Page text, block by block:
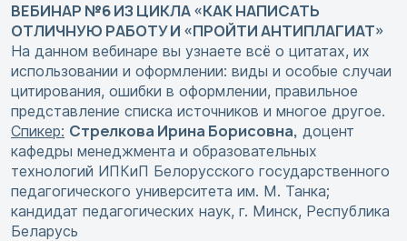
ВЕБИНАР №6 ИЗ ЦИКЛА «КАК НАПИСАТЬ
ОТЛИЧНУЮ РАБОТУ И «ПРОЙТИ АНТИПЛАГИАТ»
На данном вебинаре вы узнаете всё о цитатах, их
использовании и оформлении: виды и особые случаи
цитирования, ошибки в оформлении, правильное
представление списка источников и многое другое.
Спикер: Стрелкова Ирина Борисовна, доцент
кафедры менеджмента и образовательных
технологий ИПКиП Белорусского государственного
педагогического университета им. М. Танка;
кандидат педагогических наук, г. Минск, Республика
Беларусь